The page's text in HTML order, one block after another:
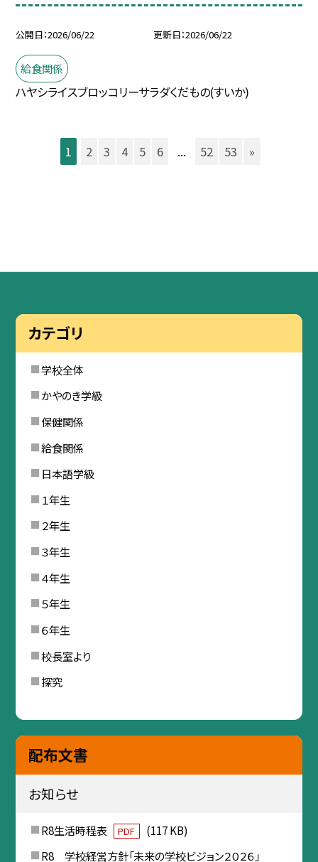
公開日 2026/06/22 更新日 2026/06/22
給食関係
ハヤシライスブロッコリーサラダくだもの(すいか)
1 2 3 4 5 6 ... 52 53 »
カテゴリ
学校全体
かやのき学級
保健関係
給食関係
日本語学級
１年生
２年生
３年生
４年生
５年生
６年生
校長室より
探究
配布文書
お知らせ
R8生活時程表 PDF
(117 KB)
R8 学校経営方針「未来の学校ビジョン２０２６」